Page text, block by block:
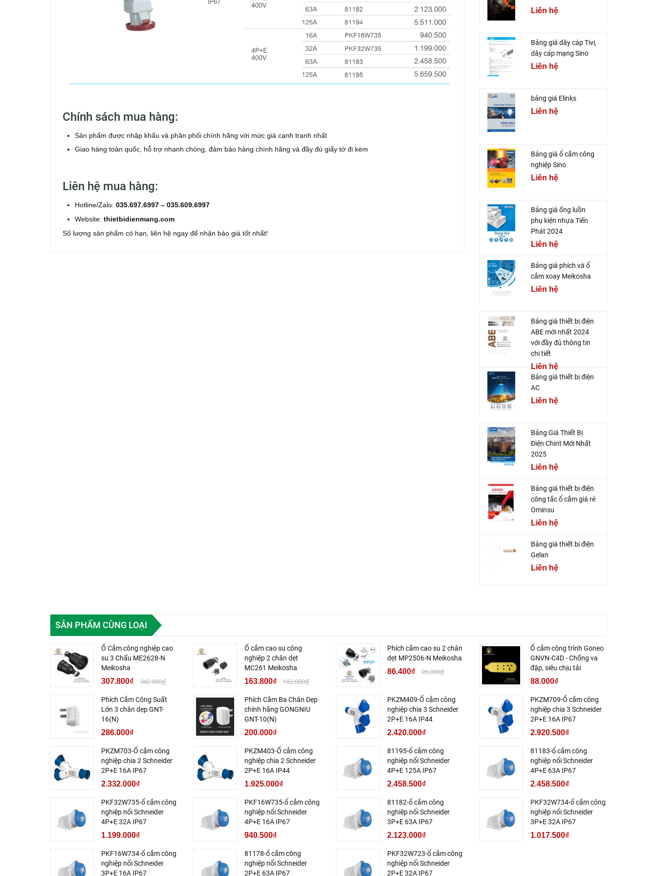
Chính sách mua hàng:
Sản phẩm được nhập khẩu và phân phối chính hãng với mức giá cạnh tranh nhất
Giao hàng toàn quốc, hỗ trợ nhanh chóng, đảm bảo hàng chính hãng và đầy đủ giấy tờ đi kèm
Liên hệ mua hàng:
Hotline/Zalo: 035.697.6997 – 035.609.6997
Website: thietbidienmang.com
Số lượng sản phẩm có hạn, liên hệ ngay để nhận báo giá tốt nhất!
Liên hệ
Bảng giá dây cáp Tivi,
dây cáp mạng Sino
Liên hệ
bảng giá Elinks
Liên hệ
Bảng giá ổ cắm công
nghiệp Sino
Liên hệ
Bảng giá ống luồn
phụ kiện nhựa Tiến
Phát 2024
Liên hệ
Bảng giá phích và ổ
cắm xoay Meikosha
Liên hệ
Bảng giá thiết bị điện
ABE mới nhất 2024
với đầy đủ thông tin
chi tiết
Liên hệ
Bảng giá thiết bị điện
AC
Liên hệ
Bảng Giá Thiết Bị
Điện Chint Mới Nhất
2025
Liên hệ
Bảng giá thiết bị điện
công tắc ổ cắm giá rẻ
Ominsu
Liên hệ
Bảng giá thiết bị điện
Gelan
Liên hệ
SẢN PHẨM CÙNG LOẠI
Ổ Cắm công nghiệp cao
su 3 Chấu ME2628-N
Meikosha
307.800₫ 342.000₫
Ổ cắm cao su công
nghiệp 2 chân dẹt
MC261 Meikosha
163.800₫ 182.000₫
Phích cắm cao su 2 chân
dẹt MP2506-N Meikosha
86.400₫ 96.000₫
Ổ cắm công trình Goneo
GNVN-C4D - Chống va
đập, siêu chịu tải
88.000₫
Phích Cắm Công Suất
Lớn 3 chân dẹp GNT-
16(N)
286.000₫
Phích Cắm Ba Chân Dẹp
chính hãng GONGNIU
GNT-10(N)
200.000₫
PKZM409-Ổ cắm công
nghiệp chia 3 Schneider
2P+E 16A IP44
2.420.000₫
PKZM709-Ổ cắm công
nghiệp chia 3 Schneider
2P+E 16A IP67
2.920.500₫
PKZM703-Ổ cắm công
nghiệp chia 2 Schneider
2P+E 16A IP67
2.332.000₫
PKZM403-Ổ cắm công
nghiệp chia 2 Schneider
2P+E 16A IP44
1.925.000₫
81195-ổ cắm công
nghiệp nổi Schneider
4P+E 125A IP67
2.458.500₫
81183-ổ cắm công
nghiệp nổi Schneider
4P+E 63A IP67
2.458.500₫
PKF32W735-ổ cắm công
nghiệp nổi Schneider
4P+E 32A IP67
1.199.000₫
PKF16W735-ổ cắm công
nghiệp nổi Schneider
4P+E 16A IP67
940.500₫
81182-ổ cắm công
nghiệp nổi Schneider
3P+E 63A IP67
2.123.000₫
PKF32W734-ổ cắm công
nghiệp nổi Schneider
3P+E 32A IP67
1.017.500₫
PKF16W734-ổ cắm công
nghiệp nổi Schneider
3P+E 16A IP67
81178-ổ cắm công
nghiệp nổi Schneider
2P+E 63A IP67
PKF32W723-ổ cắm công
nghiệp nổi Schneider
2P+E 32A IP67